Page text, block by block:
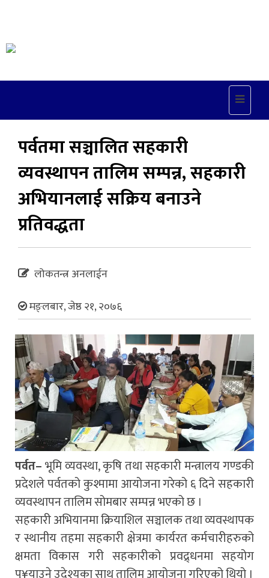
Toggle
पर्वतमा सञ्चालित सहकारी
व्यवस्थापन तालिम सम्पन्न, सहकारी
अभियानलाई सक्रिय बनाउने
प्रतिवद्धता
लोकतन्त्र अनलाईन
मङ्लबार, जेष्ठ २१, २०७६
पर्वत–भूमि व्यवस्था, कृषि तथा सहकारी मन्त्रालय गण्डकी
प्रदेशले पर्वतको कुश्मामा आयोजना गरेको ६ दिने सहकारी
व्यवस्थापन तालिम सोमबार सम्पन्न भएको छ ।
सहकारी अभियानमा क्रियाशिल सञ्चालक तथा व्यवस्थापक
र स्थानीय तहमा सहकारी क्षेत्रमा कार्यरत कर्मचारीहरुको
क्षमता विकास गरी सहकारीको प्रवद्र्धनमा सहयोग